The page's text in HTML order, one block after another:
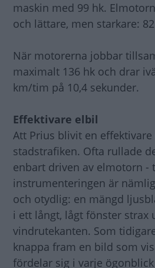
maskin med 99 hk.
och lättare, men starkare:
När motorerna jobbar
maximalt 136 hk och drar
km/tim på 10,4 sekunder.
Effektivare elbil
Att Prius blivit en
stadstrafiken. Ofta rullade
enbart driven av elmotorn -
instrumenteringen är
och otydlig: en mängd
i ett långt, lågt fönster strax
vindrutekanten. Som
knappa fram en bild som
fördelar sig i varje